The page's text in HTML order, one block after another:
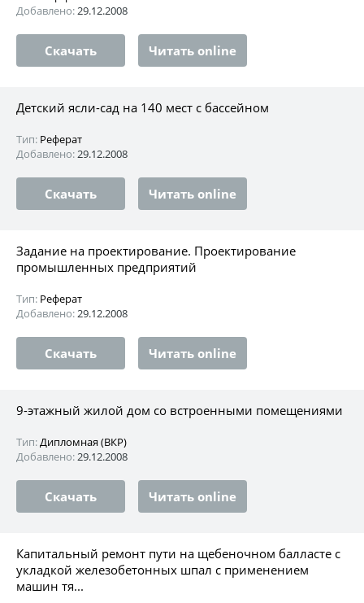
Добавлено:29.12.2008
Скачать Читать online
Детский ясли-сад на 140 мест с бассейном
Тип: Реферат
Добавлено:29.12.2008
Скачать Читать online
Задание на проектирование. Проектирование
промышленных предприятий
Тип: Реферат
Добавлено:29.12.2008
Скачать Читать online
9-этажный жилой дом со встроенными помещениями
Тип:Дипломная (ВКР)
Добавлено:29.12.2008
Скачать Читать online
Капитальный ремонт пути на щебеночном балласте с
укладкой железобетонных шпал с применением
машин тя...